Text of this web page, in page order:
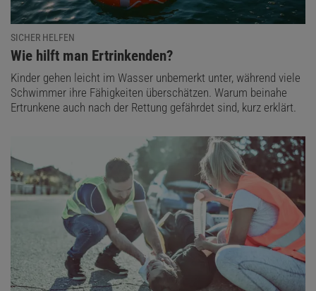
SICHER HELFEN
:
Wie hilft man Ertrinkenden?
Kinder gehen leicht im Wasser unbemerkt unter, während viele
Schwimmer ihre Fähigkeiten überschätzen. Warum beinahe
Ertrunkene auch nach der Rettung gefährdet sind, kurz erklärt.